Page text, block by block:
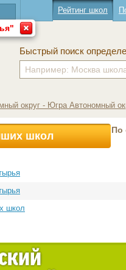
Рейтинг школ
Быстрый поиск
округ - Югра Автономный
школ По
школ